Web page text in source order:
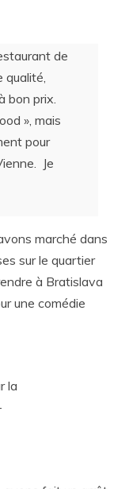
de
qualité,
bon prix.
», mais
pour
Je
marché dans
sur le quartier
à Bratislava
une comédie
la